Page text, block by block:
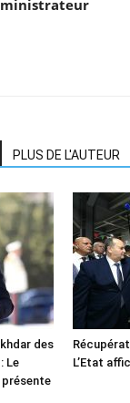
PLUS DE L'AUTEUR
des
Le
présente
L’Etat